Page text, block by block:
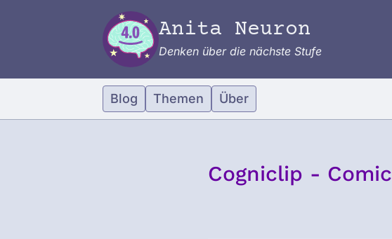
Anita Neuron
Denken über die nächste Stufe
Blog Themen Über
Cogniclip - Comic